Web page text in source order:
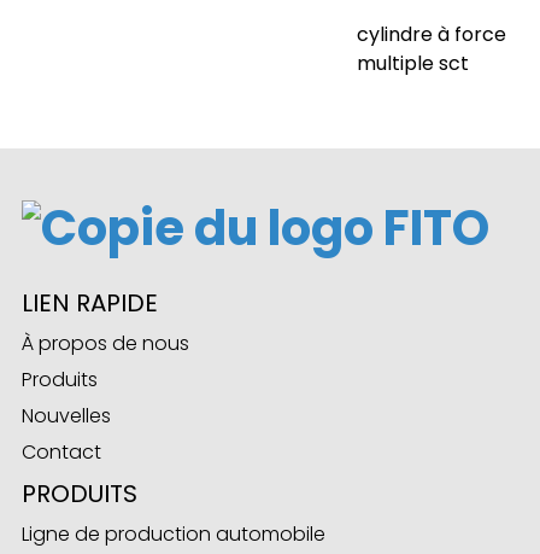
cylindre à force
multiple sct
LIEN RAPIDE
À propos de nous
Produits
Nouvelles
Contact
PRODUITS
Ligne de production automobile